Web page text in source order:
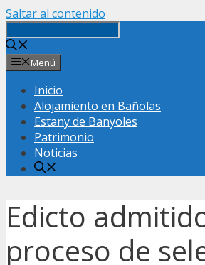
Saltar al contenido
Menú
Inicio
Alojamiento en Bañolas
Estany de Banyoles
Patrimonio
Noticias
Edicto
proceso de